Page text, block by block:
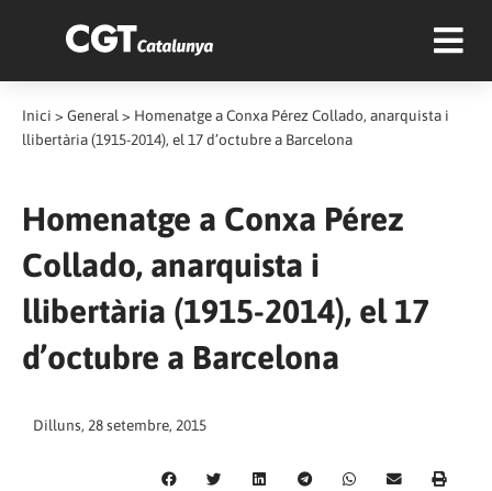
Inici > General > Homenatge a Conxa Pérez Collado, anarquista i
llibertària (1915-2014), el 17 d’octubre a Barcelona
Homenatge a Conxa Pérez
Collado, anarquista i
llibertària (1915-2014), el 17
d’octubre a Barcelona
Dilluns, 28 setembre, 2015